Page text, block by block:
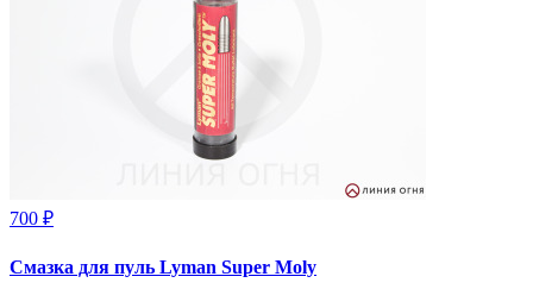
700 ₽
Смазка для пуль Lyman Super Moly